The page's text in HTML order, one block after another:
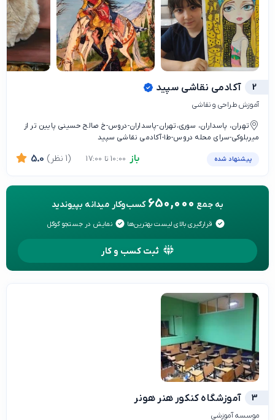
2 آکادمی نقاشی سپید
آموزش طراحی و نقاشی
تهران، پاسداران، سوری،تهران-پاسداران-دروس-خ صالح حسینی پایین تر از
میربلوکی-سرای محله دروس-ط۱-آکادمی نقاشی سپید
پیشنهاد شده باز 5.0 (1 نظر)
به جمع 650,000 کسب‌وکار میدانه بپیوندید
قرارگیری بالای لیست بهترین‌ها نمایش در جستجو گوگل
ثبت کسب و کار
3 آموزشگاه کنکور هنر هونر
موسسه آموزشی